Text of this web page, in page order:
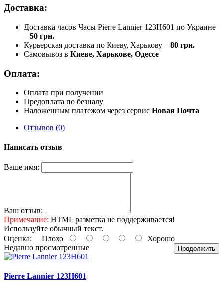
Доставка:
Доставка часов Часы Pierre Lannier 123H601 по Украине
– 50 грн.
Курьерская доставка по Киеву, Харькову – 80 грн.
Самовывоз в Киеве, Харькове, Одессе
Оплата:
Оплата при получении
Предоплата по безналу
Наложенным платежом через сервис Новая Почта
Отзывов (0)
Написать отзыв
Ваше имя:
Ваш отзыв:
Примечание: HTML разметка не поддерживается!
Используйте обычный текст.
Оценка: Плохо Хорошо
Продолжить
Недавно просмотренные
Pierre Lannier 123H601